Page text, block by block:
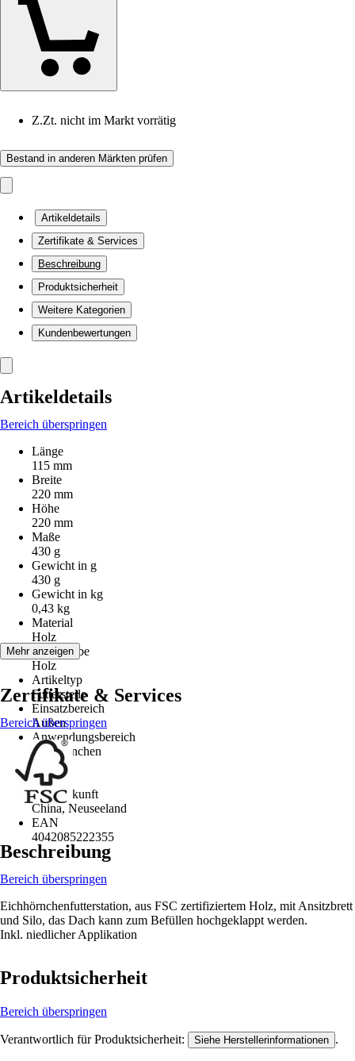
Z.Zt. nicht im Markt vorrätig
Bestand in anderen Märkten prüfen
Artikeldetails
Zertifikate & Services
Beschreibung
Produktsicherheit
Weitere Kategorien
Kundenbewertungen
Artikeldetails
Bereich überspringen
Länge
115 mm
Breite
220 mm
Höhe
220 mm
Maße
430 g
Gewicht in g
430 g
Gewicht in kg
0,43 kg
Material
Holz
Grundfarbe
Holz
Artikeltyp
Futterstelle
Einsatzbereich
Außen
Anwendungsbereich
Eichhörnchen
Holzart
Kiefer
Holzherkunft
China, Neuseeland
EAN
4042085222355
Mehr anzeigen
Zertifikate & Services
Bereich überspringen
Beschreibung
Bereich überspringen
Eichhörnchenfutterstation, aus FSC zertifiziertem Holz, mit Ansitzbrett
und Silo, das Dach kann zum Befüllen hochgeklappt werden.
Inkl. niedlicher Applikation
Produktsicherheit
Bereich überspringen
Verantwortlich für Produktsicherheit: Siehe Herstellerinformationen .